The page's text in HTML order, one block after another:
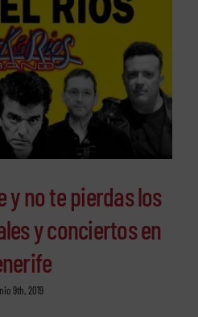
y no te pierdas los
y conciertos en
9th, 2019